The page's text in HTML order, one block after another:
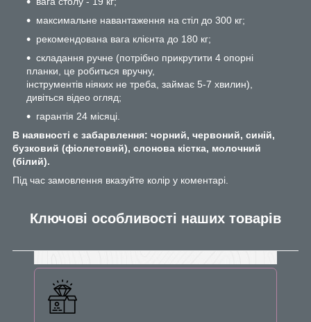
максимальне навантаження на стіл до 300 кг;
рекомендована вага клієнта до 180 кг;
складання ручне (потрібно прикрутити 4 опорні
планки, це робиться вручну,
інструментів ніяких не треба, займає 5-7 хвилин),
дивіться відео огляд;
гарантія 24 місяці.
В наявності є забарвлення: чорний, червоний, синій,
бузковий (фіолетовий), слонова кістка, молочний
(білий).
Під час замовлення вказуйте колір у коментарі.
Ключові особливості наших товарів